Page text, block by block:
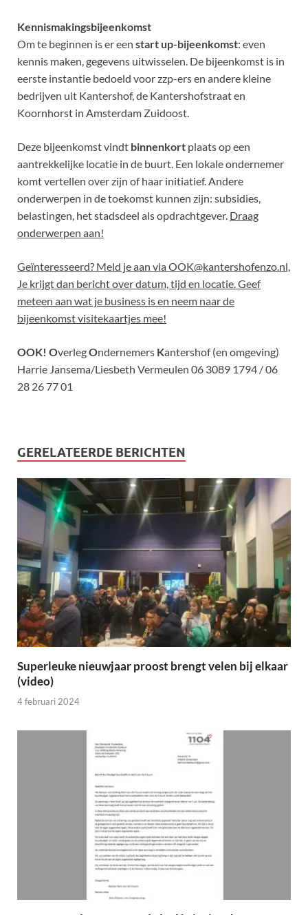
Kennismakingsbijeenkomst
Om te beginnen is er een start up-bijeenkomst: even
kennis maken, gegevens uitwisselen. De bijeenkomst is in
eerste instantie bedoeld voor zzp-ers en andere kleine
bedrijven uit Kantershof, de Kantershofstraat en
Koornhorst in Amsterdam Zuidoost.
Deze bijeenkomst vindt binnenkort plaats op een
aantrekkelijke locatie in de buurt. Een lokale ondernemer
komt vertellen over zijn of haar initiatief. Andere
onderwerpen in de toekomst kunnen zijn: subsidies,
belastingen, het stadsdeel als opdrachtgever. Draag
onderwerpen aan!
Geïnteresseerd? Meld je aan via OOK@kantershofenzo.nl,
Je krijgt dan bericht over datum, tijd en locatie. Geef
meteen aan wat je business is en neem naar de
bijeenkomst visitekaartjes mee!
OOK! OverlegOndernemers Kantershof (en omgeving)
Harrie Jansema/Liesbeth Vermeulen 06 3089 1794 / 06
28 26 77 01
GERELATEERDE BERICHTEN
Superleuke nieuwjaar proost brengt velen bij elkaar
(video)
4 februari 2024